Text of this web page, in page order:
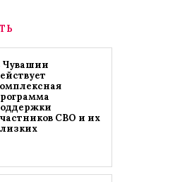
Чувашии
СВО и их